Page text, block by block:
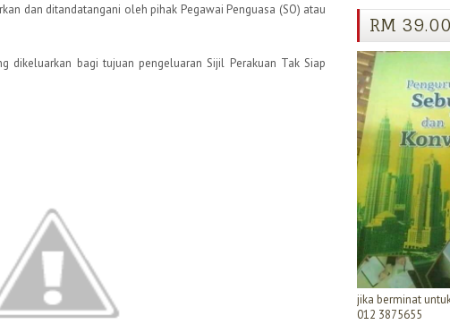
dan ditandatangani oleh pihak Pegawai Penguasa (SO) atau
dikeluarkan bagi tujuan pengeluaran Sijil Perakuan Tak Siap
RM 39.00
jika berminat
012 3875655